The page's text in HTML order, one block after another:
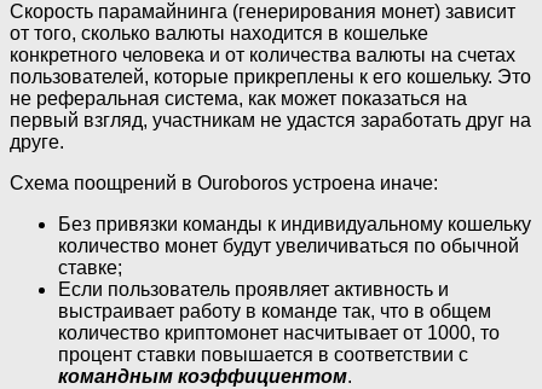
Скорость парамайнинга (генерирования монет) зависит
от того, сколько валюты находится в кошельке
конкретного человека и от количества валюты на счетах
пользователей, которые прикреплены к его кошельку. Это
не реферальная система, как может показаться на
первый взгляд, участникам не удастся заработать друг на
друге.
Схема поощрений в Ouroboros устроена иначе:
Без привязки команды к индивидуальному кошельку
количество монет будут увеличиваться по обычной
ставке;
Если пользователь проявляет активность и
выстраивает работу в команде так, что в общем
количество криптомонет насчитывает от 1000, то
процент ставки повышается в соответствии с
командным коэффициентом.